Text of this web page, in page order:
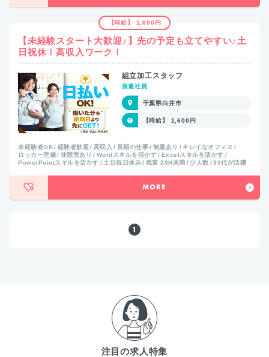
【時給】 1,600円
【未経験スタート大歓迎♪】先の予定も立てやすい♪土
日祝休！高収入ワーク！
組立加工スタッフ
派遣社員
千葉県白井市
【時給】 1,600円
未経験者OK 経験者歓迎 高収入 長期の仕事 制服あり
キレイなオフィス
ロッカー完備
休憩室あり Wordスキルを活かす
Excelスキルを活かす
PowerPointスキルを活かす
土日祝日休み 残業 20H未満 少人数 30代が活躍
MORE
1
注目の求人特集